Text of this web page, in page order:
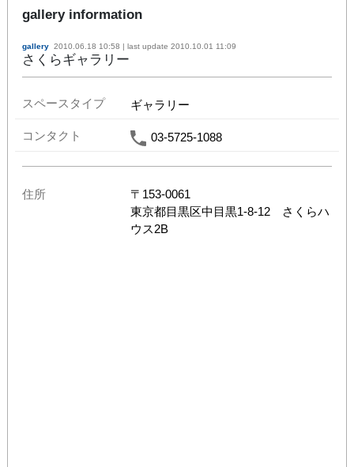
gallery information
gallery 2010.06.18 10:58 | last update 2010.10.01 11:09
さくらギャラリー
スペースタイプ ギャラリー
コンタクト 03-5725-1088
住所 〒 153-0061
東京都目黒区中目黒1-8-12 さくらハ
ウス2B